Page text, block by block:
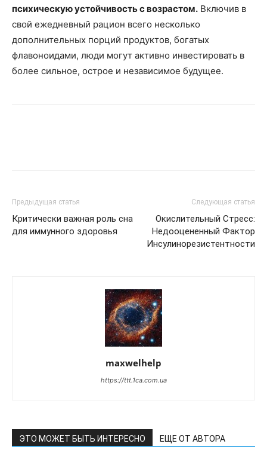
психическую устойчивость с возрастом. Включив в
свой ежедневный рацион всего несколько
дополнительных порций продуктов, богатых
флавоноидами, люди могут активно инвестировать в
более сильное, острое и независимое будущее.
Предыдущая статья
Критически важная роль сна
для иммунного здоровья
Следующая статья
Окислительный Стресс:
Недооцененный Фактор
Инсулинорезистентности
maxwelhelp
https://ttt.1ca.com.ua
ЭТО МОЖЕТ БЫТЬ ИНТЕРЕСНО ЕЩЕ ОТ АВТОРА